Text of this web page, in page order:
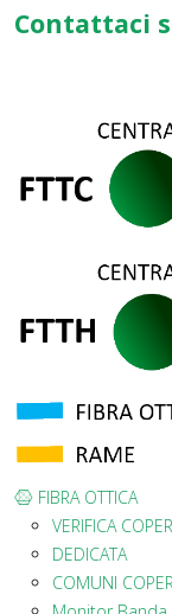
Contattaci
FIBRA OTTICA
VERIFICA
DEDICATA
COMUNI